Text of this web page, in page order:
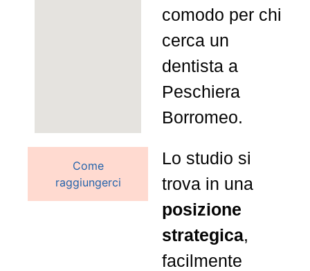
Come
raggiungerci
comodo per chi
cerca un
dentista a
Peschiera
Borromeo.
Lo studio si
trova in una
posizione
strategica,
facilmente